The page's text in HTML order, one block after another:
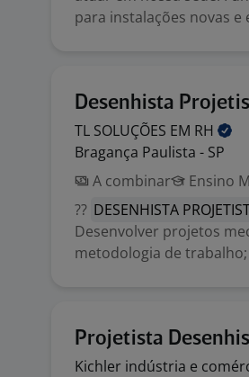
para instalações novas e
Desenhista
TL SOLUÇÕES EM RH
Bragança Paulista - SP
A combinar
Ensino
?? DESENHISTA
Desenvolver projetos
metodologia de trabalho;
Projetista
Kichler indústria e